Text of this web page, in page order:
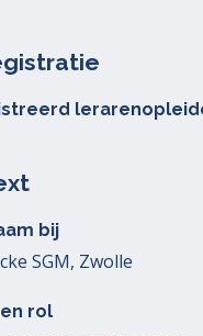
bij
SGM, Zwolle
rol